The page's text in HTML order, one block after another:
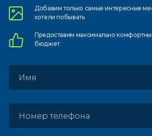
Добавим только самыеинтересные
хотели побывать
Предоставим максимально
бюджет